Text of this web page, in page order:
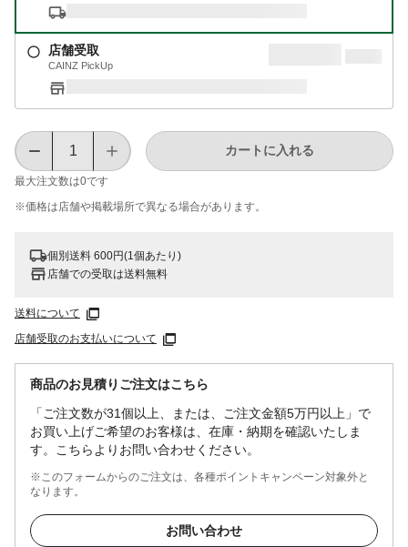
店舗受取
CAINZ PickUp
最大注文数は0です
カートに入れる
※価格は​店舗や​掲載場所で​異なる​場合が​あります。
個別送料 600円(1個あたり)
店舗での受取は送料無料
送料について
店舗受取のお支払いについて
商品のお見積りご注文はこちら
「ご注文数が31個以上、または、ご注文金額5万円以上」で
お買い上げご希望のお客様は、在庫・納期を確認いたしま
す。こちらよりお問い合わせください。
※このフォームからのご注文は、各種ポイントキャンペーン対象外と
なります。
お問い合わせ